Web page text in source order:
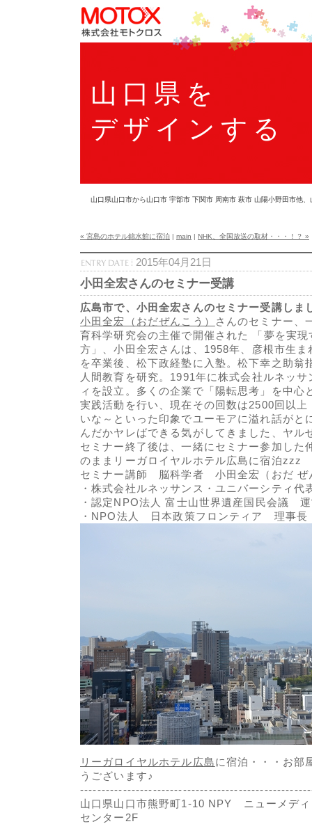
山口県を
デザインする
山口県山口市から山口市 宇部市 下関市 周南市 萩市 山陽小野田市他
« 宮島のホテル錦水館に宿泊 | main | NHK、全国放送の取材・・・！？ »
2015年04月21日
小田全宏さんのセミナー受講
広島市で、小田全宏さんのセミナー受講しま
小田全宏（おだぜんこう）
さんのセミナー、
育科学研究会の主催で開催された 「夢を実
方」、小田全宏さんは、1958年、彦根市生
を卒業後、松下政経塾に入塾。松下幸之助翁
人間教育を研究。1991年に株式会社ルネッ
ィを設立。多くの企業で「陽転思考」を中心
実践活動を行い、現在その回数は2500回以
いな～といった印象でユーモアに溢れ話がと
んだかヤレばできる気がしてきました、ヤル
セミナー終了後は、一緒にセミナー参加した
のままリーガロイヤルホテル広島に宿泊zzz
セミナー講師 脳科学者 小田全宏（おだ ぜ
・株式会社ルネッサンス・ユニバーシティ代
・認定NPO法人 富士山世界遺産国民会議
・NPO法人 日本政策フロンティア 理事長
リーガロイヤルホテル広島に宿泊・・・お部
うございます♪
山口県山口市熊野町1-10 NPY ニューメデ
センター2F